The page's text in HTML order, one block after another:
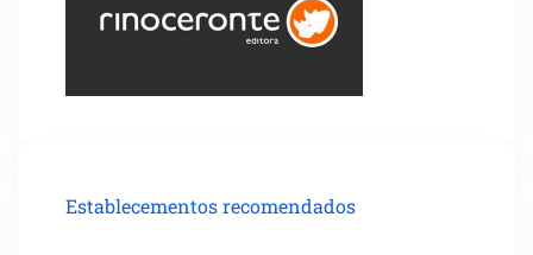
Establecementos recomendados